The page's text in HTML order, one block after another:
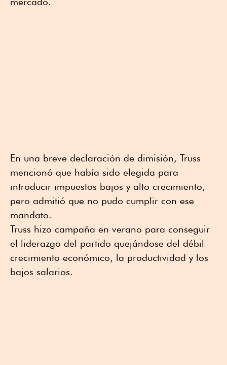
En una breve declaración de dimisión, Truss
mencionó que había sido elegida para
introducir impuestos bajos y alto crecimiento,
pero admitió que no pudo cumplir con ese
mandato.
Truss hizo campaña en verano para conseguir
el liderazgo del partido quejándose del débil
crecimiento económico, la productividad y los
bajos salarios.